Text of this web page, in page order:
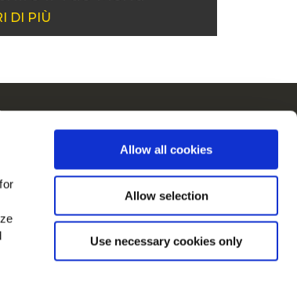
Allow all cookies
Allow selection
Use necessary cookies only
DI PIÙ
Europa